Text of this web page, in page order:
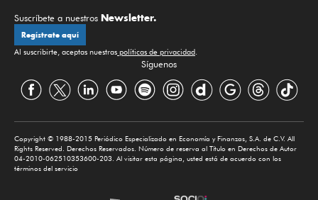
Suscríbete a nuestros Newsletter.
Regístrate aquí
Al suscribirte, aceptas nuestras políticas de privacidad.
Síguenos
Copyright © 1988-2015 Periódico Especializado en Economía y Finanzas, S.A. de C.V. All
Rights Reserved. Derechos Reservados. Número de reserva al Título en Derechos de Autor
04-2010-062510353600-203. Al visitar esta página, usted está de acuerdo con los
términos del servicio